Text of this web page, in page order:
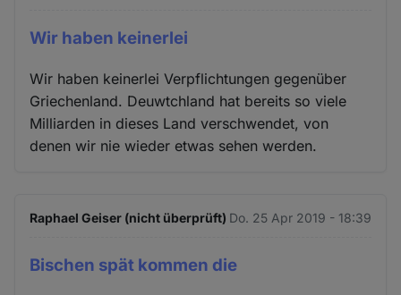
Wir haben keinerlei
Wir haben keinerlei Verpflichtungen gegenüber
Griechenland. Deuwtchland hat bereits so viele
Milliarden in dieses Land verschwendet, von
denen wir nie wieder etwas sehen werden.
Raphael Geiser (nicht überprüft) Do. 25 Apr 2019 - 18:39
Bischen spät kommen die